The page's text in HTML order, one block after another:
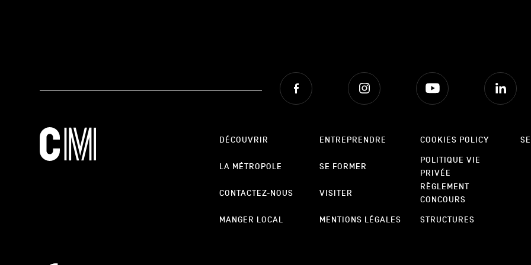
Facebook Instagram
DÉCOUVRIR
LA MÉTROPOLE
CONTACTEZ-NOUS
MANGER LOCAL
ENTREPRENDRE
SE FORMER
VISITER
MENTIONS LÉGALES
COOKIES POLICY
POLITIQUE VIE
PRIVÉE
RÈGLEMENT
CONCOURS
STRUCTURES